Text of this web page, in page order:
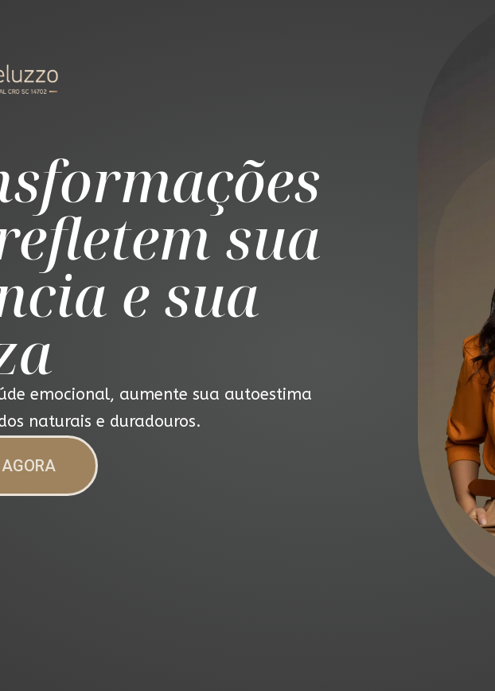
sua
e sua
emocional, aumente sua autoestima
naturais e duradouros.